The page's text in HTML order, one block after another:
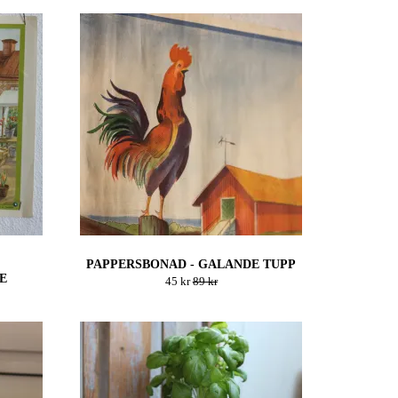
PAPPERSBONAD - GALANDE TUPP
45 kr89 kr